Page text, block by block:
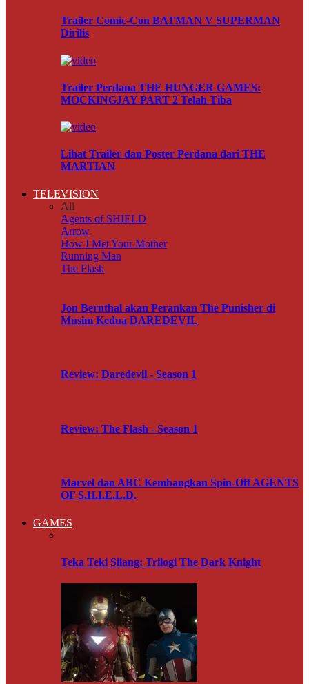
Trailer Comic-Con BATMAN V SUPERMAN
Dirilis
Trailer Perdana THE HUNGER GAMES:
MOCKINGJAY PART 2 Telah Tiba
Lihat Trailer dan Poster Perdana dari THE
MARTIAN
TELEVISION
All
Agents of SHIELD
Arrow
How I Met Your Mother
Running Man
The Flash
Jon Bernthal akan Perankan The Punisher di
Musim Kedua DAREDEVIL
Review: Daredevil - Season 1
Review: The Flash - Season 1
Marvel dan ABC Kembangkan Spin-Off AGENTS
OF S.H.I.E.L.D.
GAMES
Teka Teki Silang: Trilogi The Dark Knight